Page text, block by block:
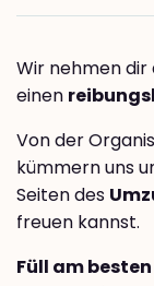
Wir nehmen dir
einen
Von der
kümmern uns
Seiten des
freuen kannst.
Füll am